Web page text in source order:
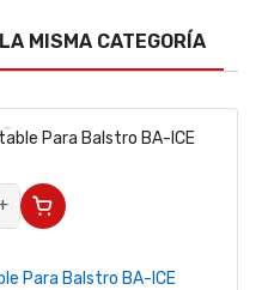
MISMA CATEGORÍA
Para Balstro BA-ICE